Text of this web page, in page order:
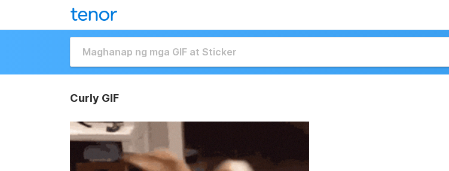
Curly GIF